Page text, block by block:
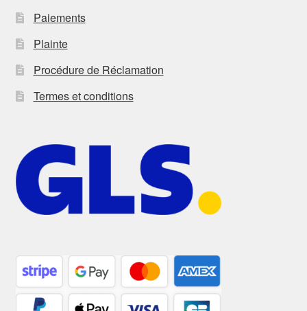
Paiements
Plainte
Procédure de Réclamation
Termes et conditions